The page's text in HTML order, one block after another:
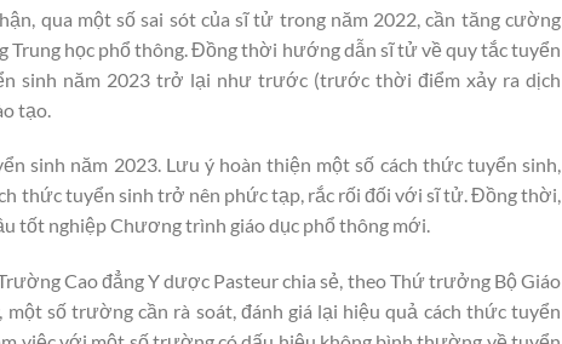
qua một số sai sót của sĩ tử trong năm 2022, cần tăng cường
Trung học phổ thông. Đồng thời hướng dẫn sĩ tử về quy tắc tuyển
sinh năm 2023 trở lại như trước (trước thời điểm xảy ra dịch
tạo.
sinh năm 2023. Lưu ý hoàn thiện một số cách thức tuyển sinh,
thức tuyển sinh trở nên phức tạp, rắc rối đối với sĩ tử. Đồng thời,
tốt nghiệp Chương trình giáo dục phổ thông mới.
Cao đẳng Y dược Pasteur chia sẻ, theo Thứ trưởng Bộ Giáo
số trường cần rà soát, đánh giá lại hiệu quả cách thức tuyển